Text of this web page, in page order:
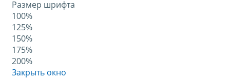
Размер шрифта
100%
125%
150%
175%
200%
Закрыть окно